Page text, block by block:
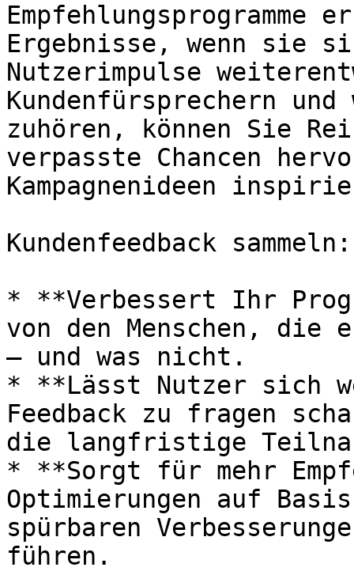
Empfehlungsprogramme
Ergebnisse, wenn sie
Nutzerimpulse
Kundenfürsprechern und
zuhören, können Sie
verpasste Chancen
Kampagnenideen
Kundenfeedback sammeln:
* **Verbessert Ihr
von den Menschen,
— und was nicht.
* **Lässt Nutzer sich
Feedback zu fragen
die langfristige
* **Sorgt für mehr
Optimierungen auf
spürbaren
führen.